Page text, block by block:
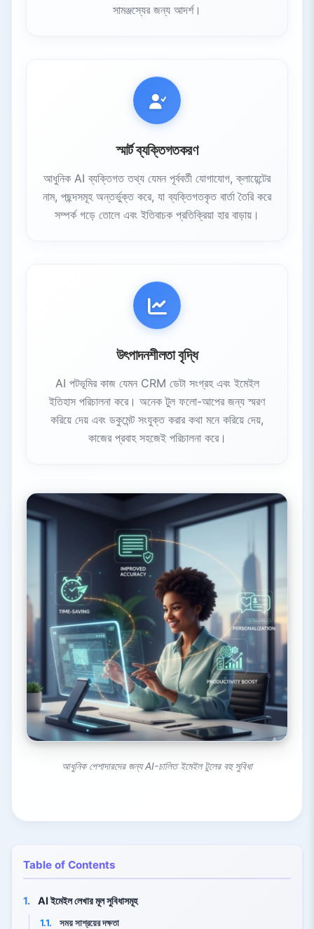
সামঞ্জস্যের জন্য আদর্শ।
স্মার্ট ব্যক্তিগতকরণ
আধুনিক AI ব্যক্তিগত তথ্য যেমন পূর্ববর্তী যোগাযোগ, ক্লায়েন্টের
নাম, পছন্দসমূহ অন্তর্ভুক্ত করে, যা ব্যক্তিগতকৃত বার্তা তৈরি করে
সম্পর্ক গড়ে তোলে এবং ইতিবাচক প্রতিক্রিয়া হার বাড়ায়।
উৎপাদনশীলতা বৃদ্ধি
AI পটভূমির কাজ যেমন CRM ডেটা সংগ্রহ এবং ইমেইল
ইতিহাস পরিচালনা করে। অনেক টুল ফলো-আপের জন্য স্মরণ
করিয়ে দেয় এবং ডকুমেন্ট সংযুক্ত করার কথা মনে করিয়ে দেয়,
কাজের প্রবাহ সহজেই পরিচালনা করে।
আধুনিক পেশাদারদের জন্য AI-চালিত ইমেইল টুলের বহু সুবিধা
Table of Contents
1. AI ইমেইল লেখার মূল সুবিধাসমূহ
1.1.
সময় সাশ্রয়ের দক্ষতা